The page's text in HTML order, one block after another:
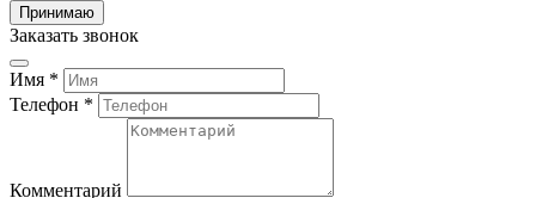
Принимаю
Заказать звонок
Имя *
Телефон *
Комментарий